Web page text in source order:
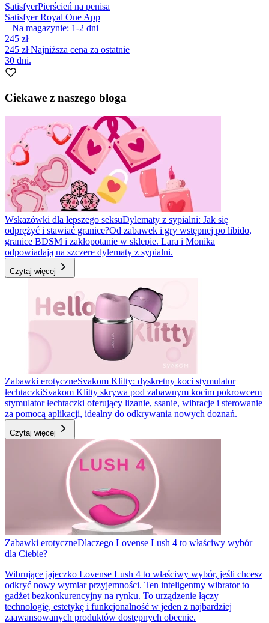
SatisfyerPierścień na penisa
Satisfyer Royal One App
Na magazynie: 1-2 dni
245 zł
245 złNajniższa cena za ostatnie
30 dni.
Ciekawe z naszego bloga
Wskazówki dla lepszego seksuDylematy z sypialni: Jak się
odprężyć i stawiać granice?Od zabawek i gry wstępnej po libido,
granice BDSM i zakłopotanie w sklepie. Lara i Monika
odpowiadają na szczere dylematy z sypialni.
Czytaj więcej
Zabawki erotyczneSvakom Klitty: dyskretny koci stymulator
łechtaczkiSvakom Klitty skrywa pod zabawnym kocim pokrowcem
stymulator łechtaczki oferujący lizanie, ssanie, wibracje i sterowanie
za pomocą aplikacji, idealny do odkrywania nowych doznań.
Czytaj więcej
Zabawki erotyczneDlaczego Lovense Lush 4 to właściwy wybór
dla Ciebie?
Wibrujące jajeczko Lovense Lush 4 to właściwy wybór, jeśli chcesz
odkryć nowy wymiar przyjemności. Ten inteligentny wibrator to
gadżet bezkonkurencyjny na rynku. To urządzenie łączy
technologię, estetykę i funkcjonalność w jeden z najbardziej
zaawansowanych produktów dostępnych obecnie.